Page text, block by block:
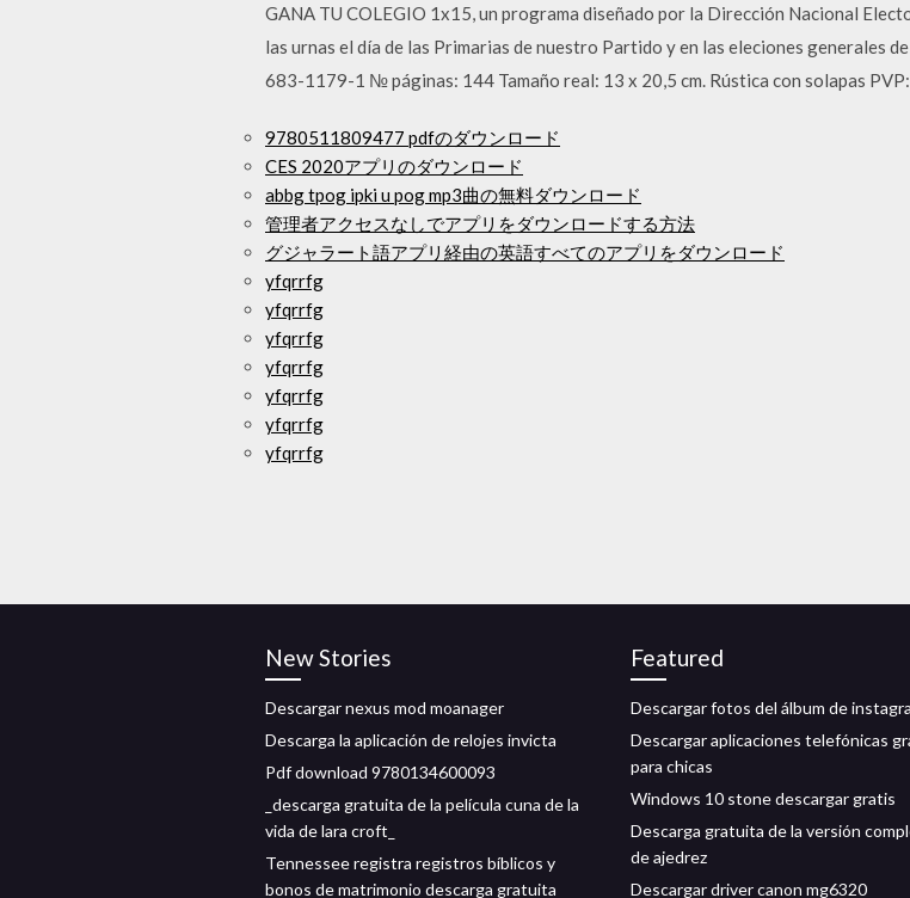
GANA TU COLEGIO 1x15, un programa diseñado por la Dirección Nacional
las urnas el día de las Primarias de nuestro Partido y en las eleciones generales
683-1179-1 № páginas: 144 Tamaño real: 13 x 20,5 cm. Rústica con solapas
9780511809477 pdfのダウンロード
CES 2020アプリのダウンロード
abbg tpog ipki u pog mp3曲の無料ダウンロード
管理者アクセスなしでアプリをダウンロードする方法
グジャラート語アプリ経由の英語すべてのアプリをダウンロード
yfqrrfg
yfqrrfg
yfqrrfg
yfqrrfg
yfqrrfg
yfqrrfg
yfqrrfg
New Stories
Descargar nexus mod moanager
Descarga la aplicación de relojes invicta
Pdf download 9780134600093
_descarga gratuita de la película cuna de la
vida de lara croft_
Tennessee registra registros bíblicos y
bonos de matrimonio descarga gratuita
Featured
Descargar fotos del álbum de
Descargar aplicaciones telefónicas
para chicas
Windows 10 stone descargar gratis
Descarga gratuita de la versión
de ajedrez
Descargar driver canon mg6320